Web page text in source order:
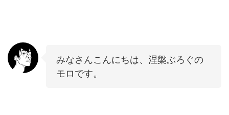
みなさんこんにちは、涅槃ぶろぐの
モロです。